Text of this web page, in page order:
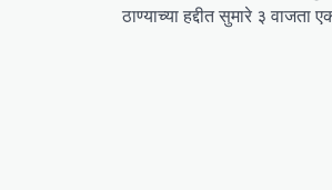
ठाण्याच्या हद्दीत सुमारे ३ वाजता